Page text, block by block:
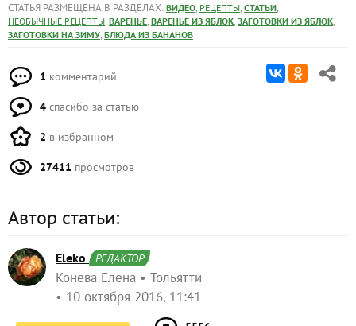
СТАТЬЯ РАЗМЕЩЕНА В РАЗДЕЛАХ: ВИДЕО, РЕЦЕПТЫ, СТАТЬИ,
НЕОБЫЧНЫЕ РЕЦЕПТЫ, ВАРЕНЬЕ, ВАРЕНЬЕ ИЗ ЯБЛОК, ЗАГОТОВКИ ИЗ ЯБЛОК,
ЗАГОТОВКИ НА ЗИМУ, БЛЮДА ИЗ БАНАНОВ
1 комментарий
4 спасибо за статью
2 в избранном
27411 просмотров
Автор статьи:
Eleko РЕДАКТОР
Конева Елена
Тольятти
10 октября 2016, 11:41